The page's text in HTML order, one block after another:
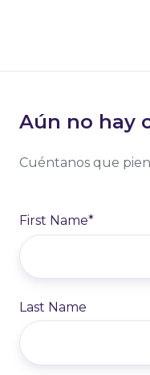
Aún no hay
Cuéntanos que
First Name*
Last Name